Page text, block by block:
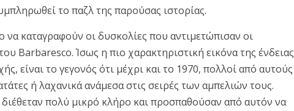
το παζλ της παρούσας ιστορίας.
να καταγραφούν οι δυσκολίες που αντιμετώπισαν οι
Barbaresco. Ίσως η πιο χαρακτηριστική εικόνα της ένδειας
είναι το γεγονός ότι μέχρι και το 1970, πολλοί από αυτούς
ή λαχανικά ανάμεσα στις σειρές των αμπελιών τους.
πολύ μικρό κλήρο και προσπαθούσαν από αυτόν να